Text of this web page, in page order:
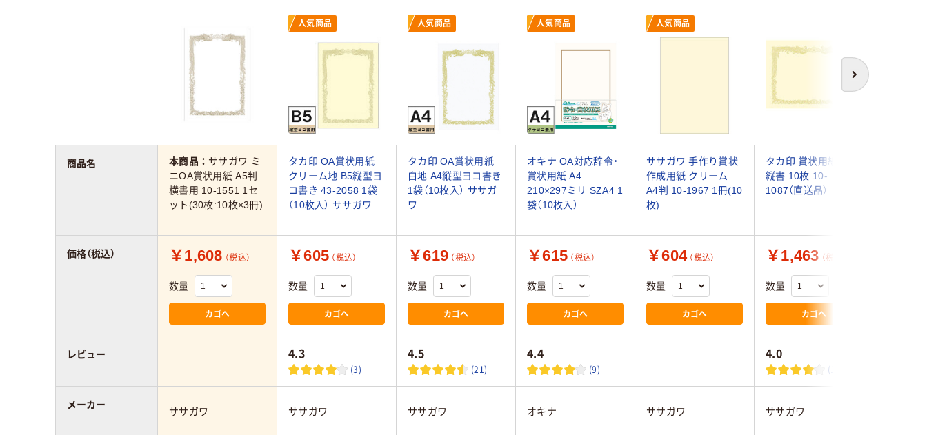
次へ
人気商品 人気商品 人気商品 人気商品
本商品： ササガワ ミ
ニOA賞状用紙 A5判
横書用 10-1551 1セ
ット(30枚:10枚×3冊)
タカ印 OA賞状用紙
クリーム地 B5縦型ヨ
コ書き 43-2058 1袋
（10枚入） ササガワ
タカ印 OA賞状用紙
白地 A4縦型ヨコ書き
1袋（10枚入） ササガ
ワ
オキナ OA対応辞令・
賞状用紙 A4
210×297ミリ SZA4 1
袋（10枚入）
ササガワ 手作り賞状
作成用紙 クリーム
A4判 10-1967 1冊(10
枚)
タカ印 賞状用紙 A3
縦書 10枚 10-
1087（直送品）
￥1,608 （税込）
数量
カゴへ
￥605 （税込）
数量
カゴへ
￥619 （税込）
数量
カゴへ
￥615 （税込）
数量
カゴへ
￥604 （税込）
数量
カゴへ
￥1,463 （税込）
数量
カゴへ
4.3
(3)
4.5
(21)
4.4
(9)
4.0
(1)
ササガワ ササガワ ササガワ オキナ ササガワ ササガワ
商品名
価格（税込）
レビュー
メーカー